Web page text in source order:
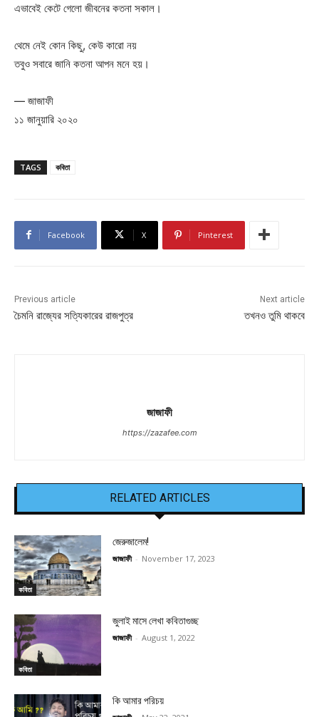
এভাবেই কেটে গেলো জীবনের কতনা সকাল।
থেমে নেই কোন কিছু, কেউ কারো নয়
তবুও সবারে জানি কতনা আপন মনে হয়।
— জাজাফী
১১ জানুয়ারি ২০২০
TAGS কবিতা
Facebook X Pinterest
Previous article
চৈমনি রাজ্যের সত্যিকারের রাজপুত্র
Next article
তখনও তুমি থাকবে
জাজাফী
https://zazafee.com
RELATED ARTICLES
কবিতা
জেরুজালেম!
জাজাফী - November 17, 2023
কবিতা
জুলাই মাসে লেখা কবিতাগুচ্ছ
জাজাফী - August 1, 2022
কি আমার পরিচয়